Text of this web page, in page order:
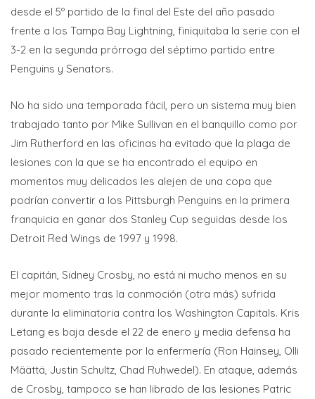
desde el 5º partido de la final del Este del año pasado
frente a los Tampa Bay Lightning, finiquitaba la serie con el
3-2 en la segunda prórroga del séptimo partido entre
Penguins y Senators.
No ha sido una temporada fácil, pero un sistema muy bien
trabajado tanto por Mike Sullivan en el banquillo como por
Jim Rutherford en las oficinas ha evitado que la plaga de
lesiones con la que se ha encontrado el equipo en
momentos muy delicados les alejen de una copa que
podrían convertir a los Pittsburgh Penguins en la primera
franquicia en ganar dos Stanley Cup seguidas desde los
Detroit Red Wings de 1997 y 1998.
El capitán, Sidney Crosby, no está ni mucho menos en su
mejor momento tras la conmoción (otra más) sufrida
durante la eliminatoria contra los Washington Capitals. Kris
Letang es baja desde el 22 de enero y media defensa ha
pasado recientemente por la enfermería (Ron Hainsey, Olli
Määttä, Justin Schultz, Chad Ruhwedel). En ataque, además
de Crosby, tampoco se han librado de las lesiones Patric